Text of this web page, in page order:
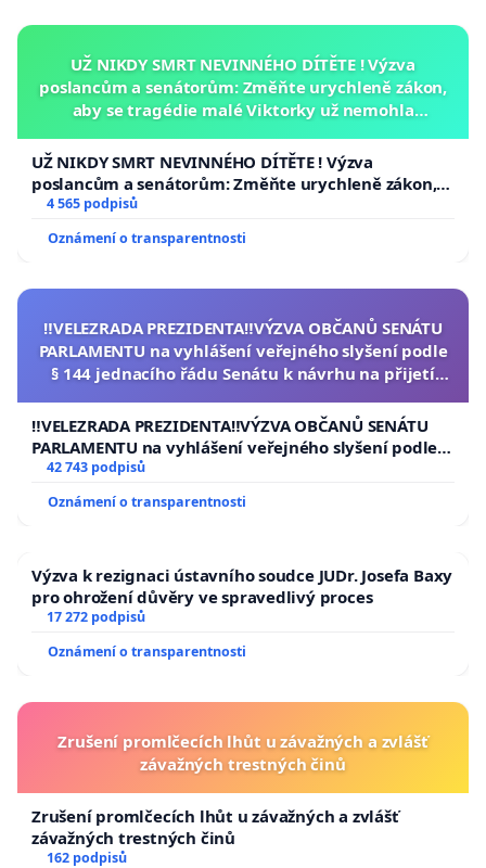
UŽ NIKDY SMRT NEVINNÉHO DÍTĚTE ! Výzva
poslancům a senátorům: Změňte urychleně zákon,
aby se tragédie malé Viktorky už nemohla
UŽ NIKDY SMRT NEVINNÉHO DÍTĚTE ! Výzva
poslancům a senátorům: Změňte urychleně zákon,
aby se tragédie malé Viktorky už nemohla opakovat!
4 565 podpisů
Oznámení o transparentnosti
‼️VELEZRADA PREZIDENTA‼️VÝZVA OBČANŮ SENÁTU
PARLAMENTU na vyhlášení veřejného slyšení podle
§ 144 jednacího řádu Senátu k návrhu na přijetí
republiky
‼️VELEZRADA PREZIDENTA‼️VÝZVA OBČANŮ SENÁTU
PARLAMENTU na vyhlášení veřejného slyšení podle §
144 jednacího řádu Senátu k návrhu na přijetí
republiky
42 743 podpisů
Oznámení o transparentnosti
Výzva k rezignaci ústavního soudce JUDr. Josefa Baxy
pro ohrožení důvěry ve spravedlivý proces
17 272 podpisů
Oznámení o transparentnosti
Zrušení promlčecích lhůt u závažných a zvlášť
závažných trestných činů
Zrušení promlčecích lhůt u závažných a zvlášť
závažných trestných činů
162 podpisů